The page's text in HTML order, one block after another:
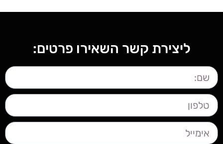
ליצירת קשר השאירו פרטים: